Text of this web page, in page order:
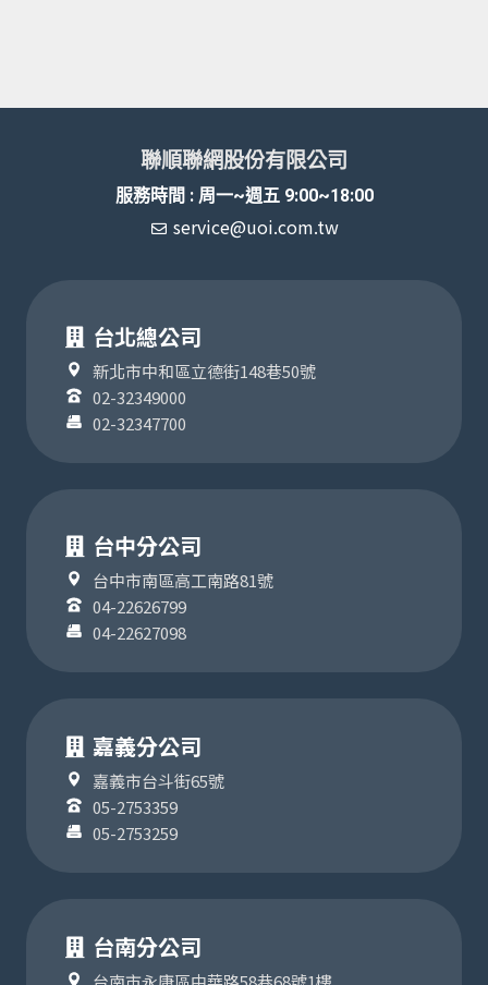
聯順聯網股份有限公司
服務時間 : 周一~週五 9:00~18:00
service@uoi.com.tw
台北總公司
新北市中和區立德街148巷50號
02-32349000
02-32347700
台中分公司
台中市南區高工南路81號
04-22626799
04-22627098
嘉義分公司
嘉義市台斗街65號
05-2753359
05-2753259
台南分公司